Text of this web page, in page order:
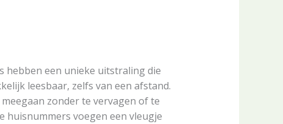
hebben een unieke uitstraling die
leesbaar, zelfs van een afstand.
zonder te vervagen of te
huisnummers voegen een vleugje